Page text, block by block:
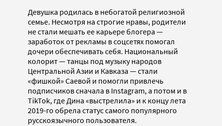
Девушка родилась в небогатой религиозной
семье. Несмотря на строгие нравы, родители
не стали мешать ее карьере блогера —
заработок от рекламы в соцсетях помогал
дочери обеспечивать себя. Национальный
колорит — танцы под музыку народов
Центральной Азии и Кавказа — стали
«фишкой» Саевой и помогли привлечь
подписчиков сначала в Instagram, а потом и в
TikTok, где Дина «выстрелила» и к концу лета
2019-го обрела статус самого популярного
русскоязычного пользователя.